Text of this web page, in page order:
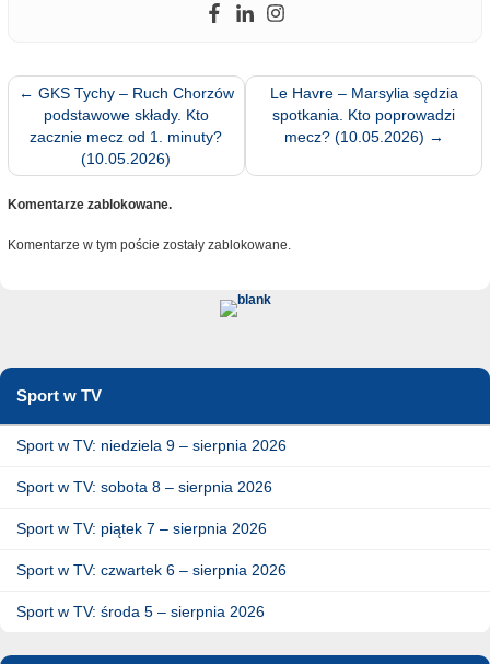
← GKS Tychy – Ruch Chorzów
podstawowe składy. Kto
zacznie mecz od 1. minuty?
(10.05.2026)
Le Havre – Marsylia sędzia
spotkania. Kto poprowadzi
mecz? (10.05.2026) →
Komentarze zablokowane.
Komentarze w tym poście zostały zablokowane.
Sport w TV
Sport w TV: niedziela 9 – sierpnia 2026
Sport w TV: sobota 8 – sierpnia 2026
Sport w TV: piątek 7 – sierpnia 2026
Sport w TV: czwartek 6 – sierpnia 2026
Sport w TV: środa 5 – sierpnia 2026